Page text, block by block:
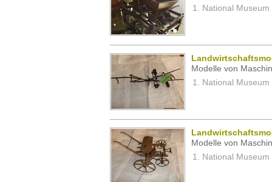
National Museum
Modelle von
National Museum
Modelle von
National Museum